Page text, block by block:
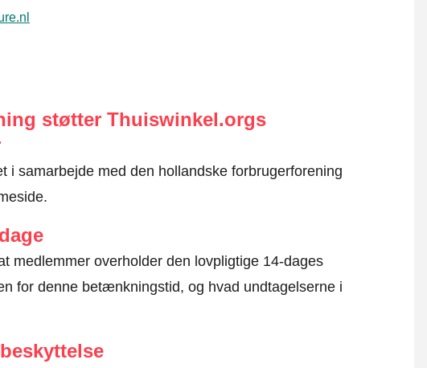
støtter Thuiswinkel.orgs
i samarbejde med den hollandske forbrugerforening
medlemmer overholder den lovpligtige 14-dages
for denne betænkningstid, og hvad undtagelserne i